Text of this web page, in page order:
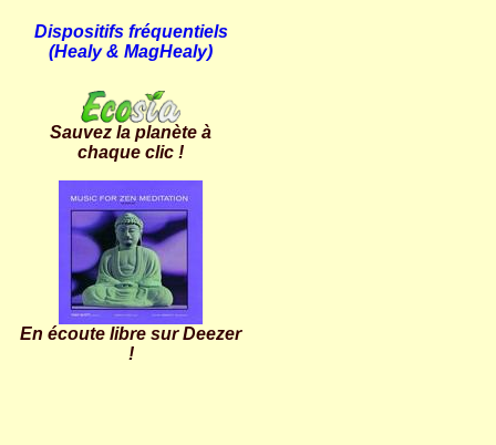
Dispositifs fréquentiels
(Healy & MagHealy)
Sauvez la planète à
chaque clic !
En écoute libre sur Deezer
!